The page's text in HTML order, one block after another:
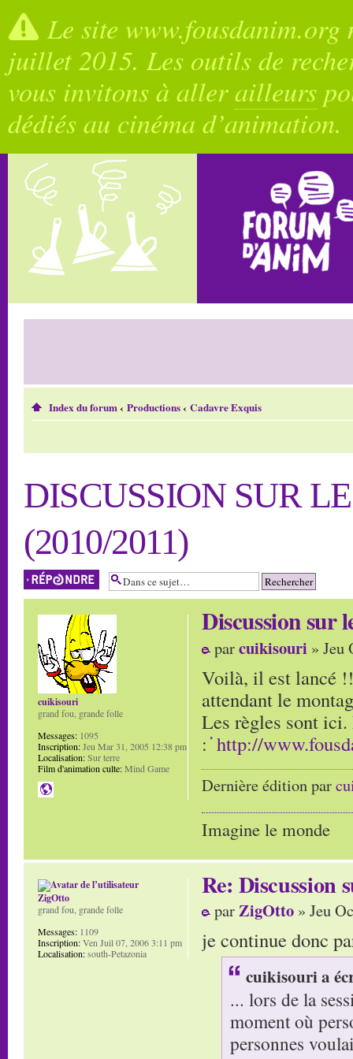
Le site
juillet 2015. Les outils de
vous invitons à allerailleurs
dédiés au cinéma d’animation.
Index du forum‹ Productions‹ Cadavre Exquis
DISCUSSION SUR
(2010/2011)
Répondre
Discussion sur
parcuikisouri » Jeu
Voilà, il est lancé
attendant le
Les règles sont
: http://
Dernière édition par
Imagine le monde
cuikisouri
grand fou, grande folle
Messages: 1095
Inscription:Jeu Mar 31, 2005 12:38 pm
Localisation:Sur terre
Film d'animation culte:Mind Game
Re: Discussion
parZigOtto » Jeu
je continue donc
cuikisouri a
... lors de la
moment où
personnes
ZigOtto
grand fou, grande folle
Messages: 1109
Inscription:Ven Juil 07, 2006 3:11 pm
Localisation:south-Petazonia